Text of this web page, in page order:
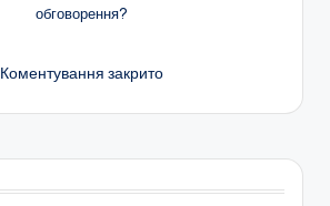
обговорення?
Коментування закрито